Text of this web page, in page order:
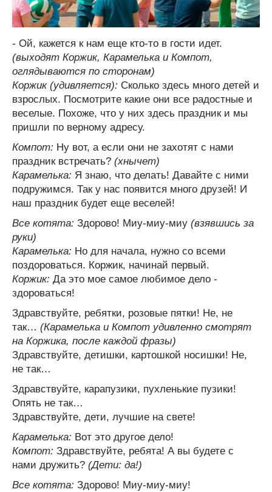
- Ой, кажется к нам еще кто-то в гости идет.
(выходят Коржик, Карамелька и Компот,
оглядываются по сторонам)
Коржик (удивляется): Сколько здесь много детей и
взрослых. Посмотрите какие они все радостные и
веселые. Похоже, что у них здесь праздник и мы
пришли по верному адресу.
Компот: Ну вот, а если они не захотят с нами
праздник встречать? (хнычет)
Карамелька: Я знаю, что делать! Давайте с ними
подружимся. Так у нас появится много друзей! И
наш праздник будет еще веселей!
Все котята: Здорово! Миу-миу-миу (взявшись за
руки)
Карамелька: Но для начала, нужно со всеми
поздороваться. Коржик, начинай первый.
Коржик: Да это мое самое любимое дело -
здороваться!
Здравствуйте, ребятки, розовые пятки! Не, не
так… (Карамелька и Компот удивленно смотрят
на Коржика, после каждой фразы)
Здравствуйте, детишки, картошкой носишки! Не,
не так…
Здравствуйте, карапузики, пухленькие пузики!
Опять не так…
Здравствуйте, дети, лучшие на свете!
Карамелька: Вот это другое дело!
Компот: Здравствуйте, ребята! А вы будете с
нами дружить? (Дети: да!)
Все котята: Здорово! Миу-миу-миу!